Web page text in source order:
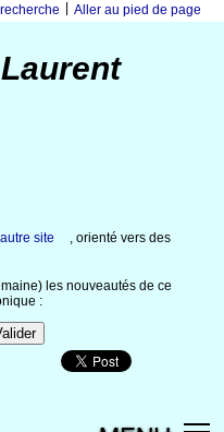
Aller au pied de page
site
, orienté vers des
les nouveautés de ce
: